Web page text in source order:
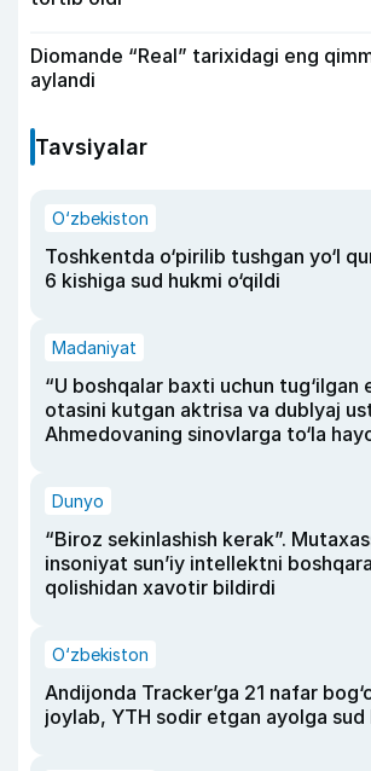
Diomande “Real” tarixidagi eng
aylandi
Tavsiyalar
O‘zbekiston
Toshkentda o‘pirilib tushgan yo‘l
6 kishiga sud hukmi o‘qildi
Madaniyat
“U boshqalar baxti uchun tug‘ilgan
otasini kutgan aktrisa va dublyaj
Ahmedovaning sinovlarga to‘la
Dunyo
“Biroz sekinlashish kerak”.
insoniyat sun’iy intellektni
qolishidan xavotir bildirdi
O‘zbekiston
Andijonda Tracker’ga 21 nafar
joylab, YTH sodir etgan ayolga sud